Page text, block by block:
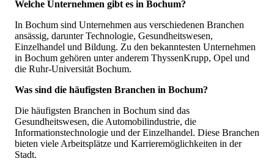
Welche Unternehmen gibt es in Bochum?
In Bochum sind Unternehmen aus verschiedenen Branchen
ansässig, darunter Technologie, Gesundheitswesen,
Einzelhandel und Bildung. Zu den bekanntesten Unternehmen
in Bochum gehören unter anderem ThyssenKrupp, Opel und
die Ruhr-Universität Bochum.
Was sind die häufigsten Branchen in Bochum?
Die häufigsten Branchen in Bochum sind das
Gesundheitswesen, die Automobilindustrie, die
Informationstechnologie und der Einzelhandel. Diese Branchen
bieten viele Arbeitsplätze und Karrieremöglichkeiten in der
Stadt.